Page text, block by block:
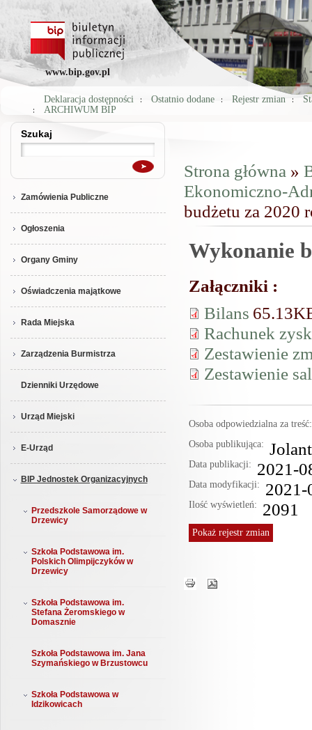
www.bip.gov.pl
Deklaracja dostępności Ostatnio dodane Rejestr zmian
ARCHIWUM BIP
Szukaj
Szukaj
Zamówienia Publiczne
Ogłoszenia
Organy Gminy
Oświadczenia majątkowe
Rada Miejska
Zarządzenia Burmistrza
Dzienniki Urzędowe
Urząd Miejski
E-Urząd
BIP Jednostek Organizacyjnych
Przedszkole Samorządowe w
Drzewicy
Szkoła Podstawowa im.
Polskich Olimpijczyków w
Drzewicy
Szkoła Podstawowa im.
Stefana Żeromskiego w
Domasznie
Szkoła Podstawowa im. Jana
Szymańskiego w Brzustowcu
Szkoła Podstawowa w
Idzikowicach
Jesteś tutaj
Strona główna »
Ekonomiczno-
budżetu za 2020
Wykonanie
Załączniki :
Bilans
Rachunek
Zestawienie
Zestawienie
Osoba odpowiedzialna za
Osoba publikująca:
Data publikacji: 2021-
Data modyfikacji: 2021-
Ilość wyświetleń: 2091
Pokażrejestr zmian